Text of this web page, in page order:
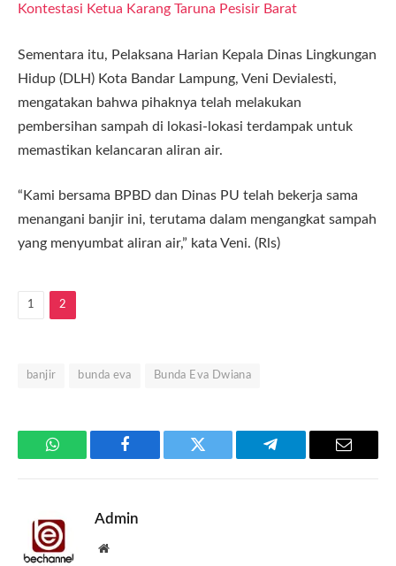
Kontestasi Ketua Karang Taruna Pesisir Barat
Sementara itu, Pelaksana Harian Kepala Dinas Lingkungan
Hidup (DLH) Kota Bandar Lampung, Veni Devialesti,
mengatakan bahwa pihaknya telah melakukan
pembersihan sampah di lokasi-lokasi terdampak untuk
memastikan kelancaran aliran air.
“Kami bersama BPBD dan Dinas PU telah bekerja sama
menangani banjir ini, terutama dalam mengangkat sampah
yang menyumbat aliran air,” kata Veni. (Rls)
1 2
banjir bunda eva Bunda Eva Dwiana
WhatsApp Facebook Twitter Telegram Email
Admin
Website